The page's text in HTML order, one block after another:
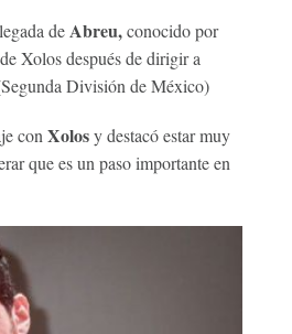
deAbreu,conocido por
Xolos después de dirigir a
División de México)
con Xolosy destacó estar muy
que es un paso importante en